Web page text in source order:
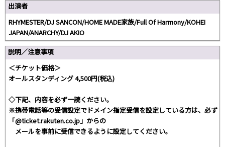
出演者
RHYMESTER/DJ SANCON/HOME MADE家族/Full Of Harmony/KOHEI
JAPAN/ANARCHY/DJ AKIO
説明／注意事項
＜チケット価格＞
オールスタンディング 4,500円(税込)
◇下記、内容を必ず一読ください。
※携帯電話等の受信設定でドメイン指定受信を設定している方は、必ず
「@ticket.rakuten.co.jp」からの
メールを事前に受信できるように設定してください。